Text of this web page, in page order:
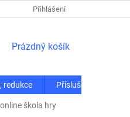
Přihlášení
NÁKUPNÍ
Prázdný košík
redukce Příslušenství
škola hry